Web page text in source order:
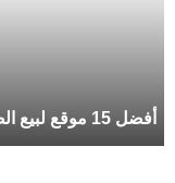
أفضل 15 موقع لبيع الصور على الانترنت وربح منها (موثوقة)